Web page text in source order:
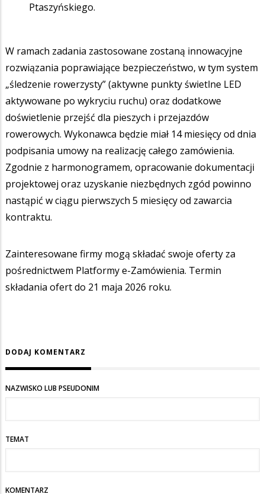
Ptaszyńskiego.
W ramach zadania zastosowane zostaną innowacyjne
rozwiązania poprawiające bezpieczeństwo, w tym system
„śledzenie rowerzysty” (aktywne punkty świetlne LED
aktywowane po wykryciu ruchu) oraz dodatkowe
doświetlenie przejść dla pieszych i przejazdów
rowerowych. Wykonawca będzie miał 14 miesięcy od dnia
podpisania umowy na realizację całego zamówienia.
Zgodnie z harmonogramem, opracowanie dokumentacji
projektowej oraz uzyskanie niezbędnych zgód powinno
nastąpić w ciągu pierwszych 5 miesięcy od zawarcia
kontraktu.
Zainteresowane firmy mogą składać swoje oferty za
pośrednictwem Platformy e-Zamówienia. Termin
składania ofert do 21 maja 2026 roku.
DODAJ KOMENTARZ
NAZWISKO LUB PSEUDONIM
TEMAT
KOMENTARZ